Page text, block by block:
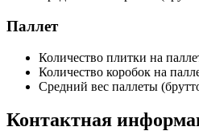
Паллет
Количество плитки на
Количество коробок на
Средний вес паллеты
Контактная